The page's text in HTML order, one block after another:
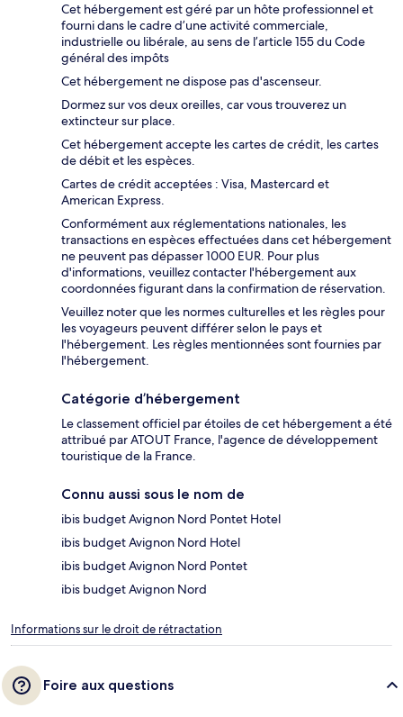
Cet hébergement est géré par un hôte professionnel et
fourni dans le cadre d’une activité commerciale,
industrielle ou libérale, au sens de l’article 155 du Code
général des impôts
Cet hébergement ne dispose pas d'ascenseur.
Dormez sur vos deux oreilles, car vous trouverez un
extincteur sur place.
Cet hébergement accepte les cartes de crédit, les cartes
de débit et les espèces.
Cartes de crédit acceptées : Visa, Mastercard et
American Express.
Conformément aux réglementations nationales, les
transactions en espèces effectuées dans cet hébergement
ne peuvent pas dépasser 1000 EUR. Pour plus
d'informations, veuillez contacter l'hébergement aux
coordonnées figurant dans la confirmation de réservation.
Veuillez noter que les normes culturelles et les règles pour
les voyageurs peuvent différer selon le pays et
l'hébergement. Les règles mentionnées sont fournies par
l'hébergement.
Catégorie d’hébergement
Le classement officiel par étoiles de cet hébergement a été
attribué par ATOUT France, l'agence de développement
touristique de la France.
Connu aussi sous le nom de
ibis budget Avignon Nord Pontet Hotel
ibis budget Avignon Nord Hotel
ibis budget Avignon Nord Pontet
ibis budget Avignon Nord
Informations sur le droit de rétractation
Foire aux questions